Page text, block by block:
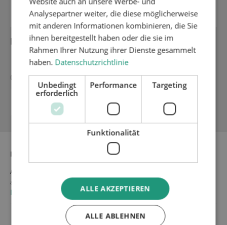
Price after login visible
Quantity
Login required
Description
ATN’s PE applicator is designed for use as an external axis on
an application tower. The applicator applies material directl…
Analysepartner weiter, die diese möglicherweise
mit anderen Informationen kombinieren, die Sie
ihnen bereitgestellt haben oder die sie im
Rahmen Ihrer Nutzung ihrer Dienste gesammelt
haben. Datenschutzrichtlinie
Unbedingt
erforderlich
Performance Targeting
Funktionalität
ALLE AKZEPTIEREN
ALLE ABLEHNEN